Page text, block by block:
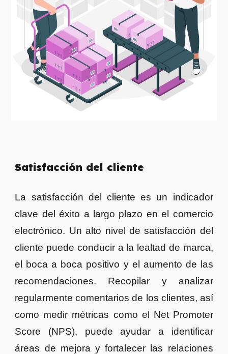
Satisfacción del cliente
La satisfacción del cliente es un indicador
clave del éxito a largo plazo en el comercio
electrónico. Un alto nivel de satisfacción del
cliente puede conducir a la lealtad de marca,
el boca a boca positivo y el aumento de las
recomendaciones. Recopilar y analizar
regularmente comentarios de los clientes, así
como medir métricas como el Net Promoter
Score (NPS), puede ayudar a identificar
áreas de mejora y fortalecer las relaciones